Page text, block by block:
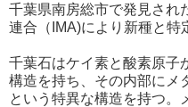
千葉県南房総市で発見され
連合（IMA)により新種と特
千葉石はケイ素と酸素原子
構造を持ち、その内部にメ
という特異な構造を持つ。